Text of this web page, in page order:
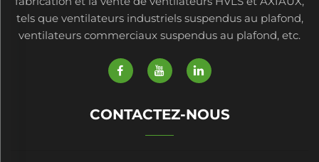
tels que ventilateurs industriels suspendus au plafond,
ventilateurs commerciaux suspendus au plafond, etc.
CONTACTEZ-NOUS